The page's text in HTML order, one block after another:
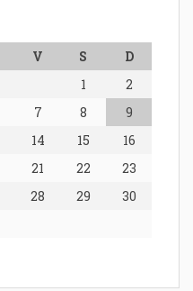
V S
D
1
2
7 8
9
14 15
16
21 22
23
28 29
30